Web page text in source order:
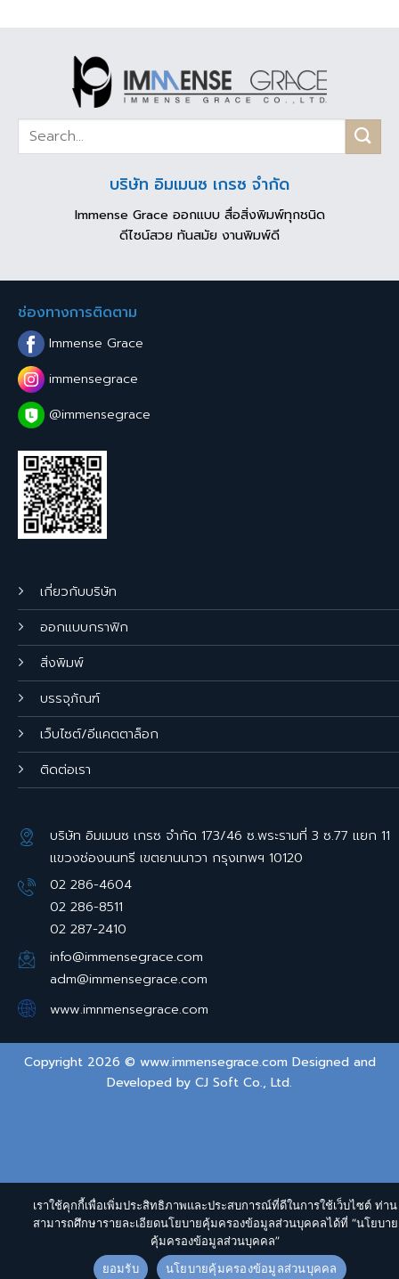
บริษัท อิมเมนซ เกรซ จำกัด
Immense Grace ออกแบบ สื่อสิ่งพิมพ์ทุกชนิด
ดีไซน์สวย ทันสมัย งานพิมพ์ดี
เกี่ยวกับบริษัท
ออกแบบกราฟิก
สิ่งพิมพ์
บรรจุภัณฑ์
เว็บไซต์/อีแคตตาล็อก
ติดต่อเรา
บริษัท อิมเมนซ เกรซ จำกัด 173/46 ซ.พระรามที่ 3 ซ.77 แยก 11
แขวงช่องนนทรี เขตยานนาวา กรุงเทพฯ 10120
02 286-4604
02 286-8511
02 287-2410
info@immensegrace.com
adm@immensegrace.com
www.imnmensegrace.com
ช่องทางการติดตาม
Immense Grace
immensegrace
@immensegrace
Copyright 2026 © www.immensegrace.com Designed and
Developed by CJ Soft Co., Ltd.
เราใช้คุกกี้เพื่อเพิ่มประสิทธิภาพและประสบการณ์ที่ดีในการใช้เว็บไซต์ ท่าน
สามารถศึกษารายละเอียดนโยบายคุ้มครองข้อมูลส่วนบุคคลได้ที่ “นโยบาย
คุ้มครองข้อมูลส่วนบุคคล”
ยอมรับ
นโยบายคุ้มครองข้อมูลส่วนบุคคล